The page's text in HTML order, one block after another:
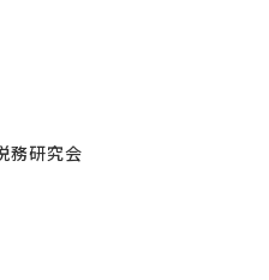
務研究会